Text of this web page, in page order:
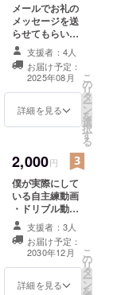
メールでお礼の
メッセージを送
らせてもらいま
す！支援者：4人
お届け予定：
2025年08月
詳細を見る
こ
の
リ
タ
ー
ン
を
選
択
す
る
2,000円
僕が実際にして
いる自主練動画
・ドリブル動画
(収録時間:10〜
20分) ・提供方
法(メールにURL
を記載します)
支援者：3人
お届け予定：
2030年12月
詳細を見る
こ
の
リ
タ
ー
ン
を